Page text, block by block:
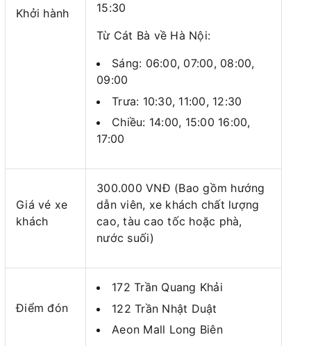
Khởi hành
15:30
Từ Cát Bà về Hà Nội:
Sáng: 06:00, 07:00, 08:00,
09:00
Trưa: 10:30, 11:00, 12:30
Chiều: 14:00, 15:00 16:00,
17:00
Giá vé xe
khách
300.000 VNĐ (Bao gồm hướng
dẫn viên, xe khách chất lượng
cao, tàu cao tốc hoặc phà,
nước suối)
Điểm đón
172 Trần Quang Khải
122 Trần Nhật Duật
Aeon Mall Long Biên